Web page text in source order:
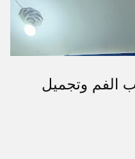
الفم وتجميل